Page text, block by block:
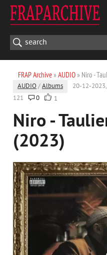
FRAP Archive» AUDIO» Niro -
AUDIO /Albums 20-12-
121
0 1
Niro -
(2023)